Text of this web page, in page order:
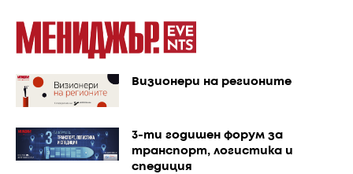
Визионери на регионите
3-ти годишен форум за
транспорт, логистика и
спедиция